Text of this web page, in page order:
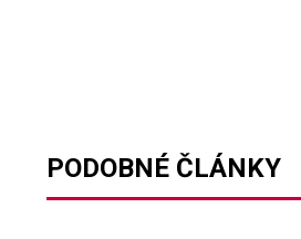
PODOBNÉ ČLÁNKY